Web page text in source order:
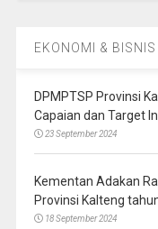
EKONOMI & BISNIS
DPMPTSP Provinsi
Capaian dan Target
23 September 2024
Kementan Adakan
Provinsi Kalteng
18 September 2024